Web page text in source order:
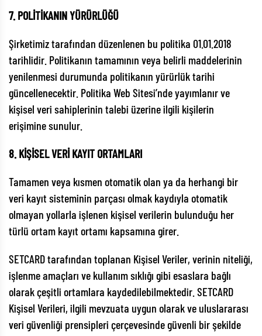
7. POLİTİKANIN YÜRÜRLÜĞÜ
Şirketimiz tarafından düzenlenen bu politika 01.01.2018
tarihlidir. Politikanın tamamının veya belirli maddelerinin
yenilenmesi durumunda politikanın yürürlük tarihi
güncellenecektir. Politika Web Sitesi’nde yayımlanır ve
kişisel veri sahiplerinin talebi üzerine ilgili kişilerin
erişimine sunulur.
8. KİŞİSEL VERİ KAYIT ORTAMLARI
Tamamen veya kısmen otomatik olan ya da herhangi bir
veri kayıt sisteminin parçası olmak kaydıyla otomatik
olmayan yollarla işlenen kişisel verilerin bulunduğu her
türlü ortam kayıt ortamı kapsamına girer.
SETCARD tarafından toplanan Kişisel Veriler, verinin niteliği,
işlenme amaçları ve kullanım sıklığı gibi esaslara bağlı
olarak çeşitli ortamlara kaydedilebilmektedir. SETCARD
Kişisel Verileri, ilgili mevzuata uygun olarak ve uluslararası
veri güvenliği prensipleri çerçevesinde güvenli bir şekilde